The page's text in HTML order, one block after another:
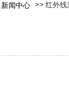
新闻中心 >> 红外